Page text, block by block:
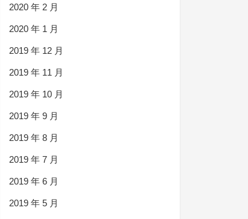
2020 年 2 月
2020 年 1 月
2019 年 12 月
2019 年 11 月
2019 年 10 月
2019 年 9 月
2019 年 8 月
2019 年 7 月
2019 年 6 月
2019 年 5 月